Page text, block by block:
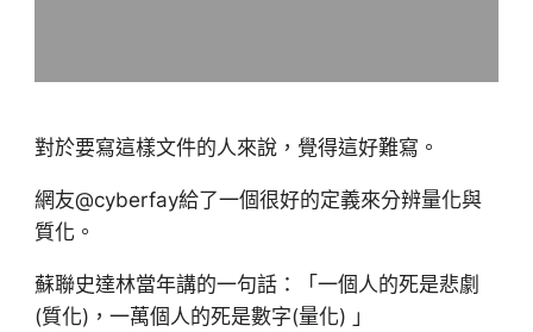
對於要寫這樣文件的人來說，覺得這好難寫。
網友@cyberfay給了一個很好的定義來分辨量化與
質化。
蘇聯史達林當年講的一句話：「一個人的死是悲劇
(質化)，一萬個人的死是數字(量化) 」